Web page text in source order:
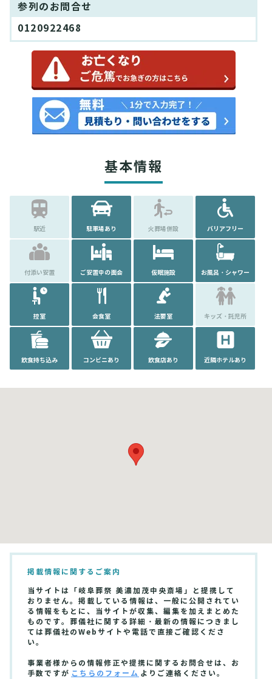
参列のお問合せ
0120922468
基本情報
駅近 駐車場あり 火葬場併設 バリアフリー
付添い安置 ご安置中の面会 仮眠施設 お風呂・シャワー
控室 会食室 法要室 キッズ・託児所
飲食持ち込み コンビニあり 飲食店あり 近隣ホテルあり
掲載情報に関するご案内
当サイトは「岐阜葬祭 美濃加茂中央斎場」と提携して
おりません。掲載している情報は、一般に公開されてい
る情報をもとに、当サイトが収集、編集を加えまとめた
ものです。葬儀社に関する詳細・最新の情報につきまし
ては葬儀社のWebサイトや電話で直接ご確認くださ
い。
事業者様からの情報修正や提携に関するお問合せは、お
手数ですが こちらのフォーム よりご連絡ください。